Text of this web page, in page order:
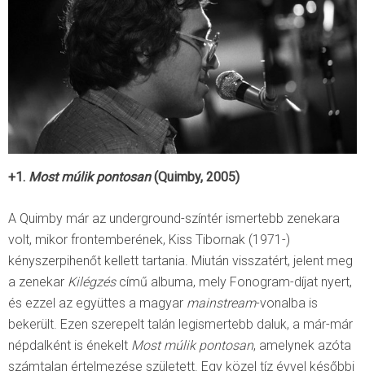
+1. Most múlik pontosan(Quimby, 2005)
A Quimby már az underground-színtér ismertebb zenekara
volt, mikor frontemberének, Kiss Tibornak (1971-)
kényszerpihenőt kellett tartania. Miután visszatért, jelent meg
a zenekar Kilégzéscímű albuma, mely Fonogram-díjat nyert,
és ezzel az együttes a magyar mainstream-vonalba is
bekerült. Ezen szerepelt talán legismertebb daluk, a már-már
népdalként is énekelt Most múlik pontosan, amelynek azóta
számtalan értelmezése született. Egy közel tíz évvel későbbi